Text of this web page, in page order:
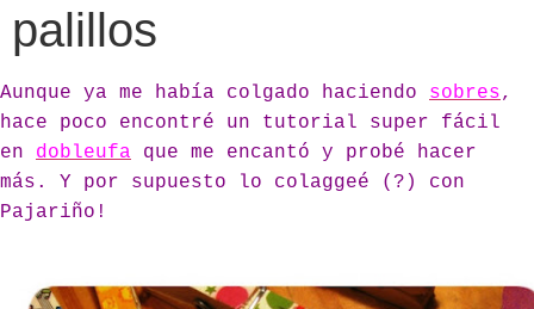
palillos
Aunque ya me había colgado haciendo sobres,
hace poco encontré un tutorial super fácil
en dobleufa que me encantó y probé hacer
más. Y por supuesto lo colaggeé (?) con
Pajariño!